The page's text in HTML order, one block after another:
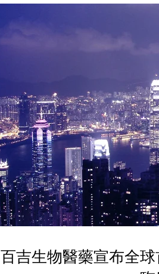
百吉生物醫藥宣布全